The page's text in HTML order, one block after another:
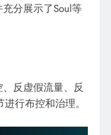
分展示了Soul等
反虚假流量、反
行布控和治理。